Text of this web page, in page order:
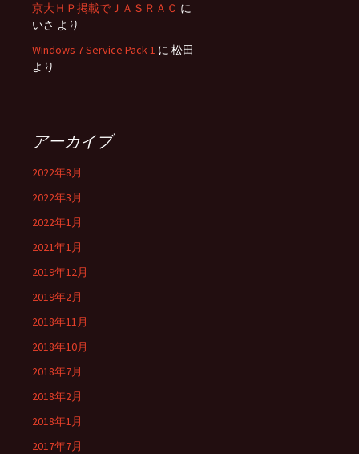
京大ＨＰ掲載でＪＡＳＲＡＣ に
いさ より
Windows 7 Service Pack 1 に 松田
より
アーカイブ
2022年8月
2022年3月
2022年1月
2021年1月
2019年12月
2019年2月
2018年11月
2018年10月
2018年7月
2018年2月
2018年1月
2017年7月